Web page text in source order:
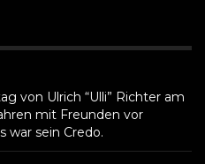
von Ulrich “Ulli” Richter am
mit Freunden vor
war sein Credo.